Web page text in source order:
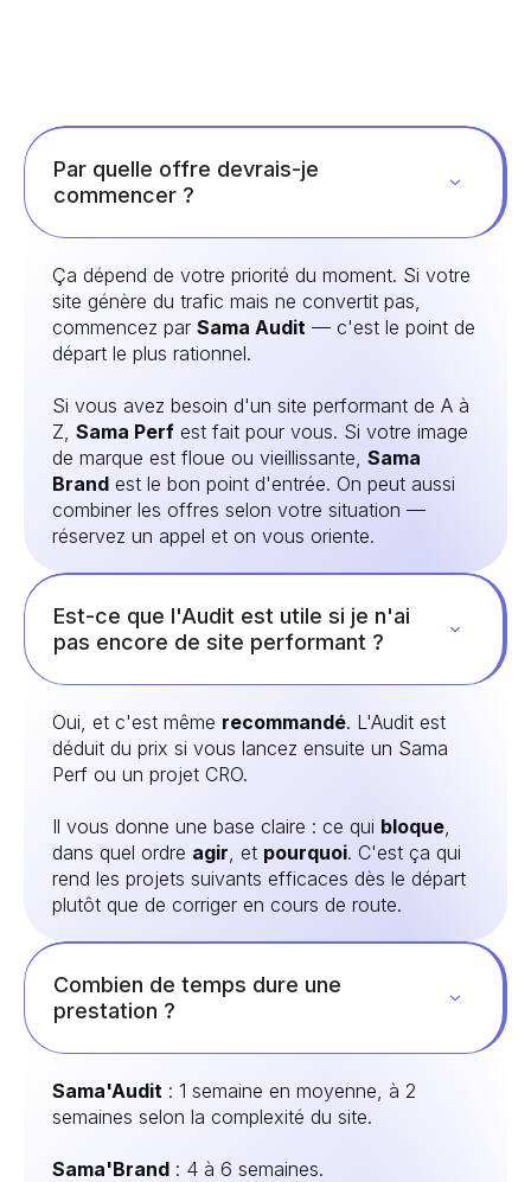
Par quelle offre devrais-je
commencer ?
Ça dépend de votre priorité du moment. Si votre
site génère du trafic mais ne convertit pas,
commencez par Sama Audit — c'est le point de
départ le plus rationnel.
Si vous avez besoin d'un site performant de A à
Z, Sama Perf est fait pour vous. Si votre image
de marque est floue ou vieillissante, Sama
Brand est le bon point d'entrée. On peut aussi
combiner les offres selon votre situation —
réservez un appel et on vous oriente.
Est-ce que l'Audit est utile si je n'ai
pas encore de site performant ?
Oui, et c'est même recommandé. L'Audit est
déduit du prix si vous lancez ensuite un Sama
Perf ou un projet CRO.
Il vous donne une base claire : ce qui bloque
dans quel ordre agir , et pourquoi. C'est ça qui
rend les projets suivants efficaces dès le départ
plutôt que de corriger en cours de route.
Combien de temps dure une
prestation ?
Sama'Audit : 1 semaine en moyenne, à 2
semaines selon la complexité du site.
Sama'Brand : 4 à 6 semaines.